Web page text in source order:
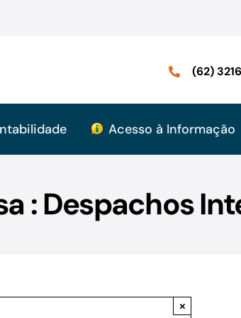
(62)
Acesso à Informação
: Despachos
×